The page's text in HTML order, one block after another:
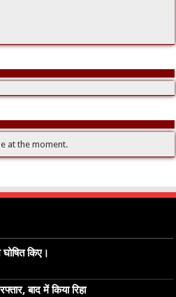
at the moment.
किए।
बाद में किया रिहा